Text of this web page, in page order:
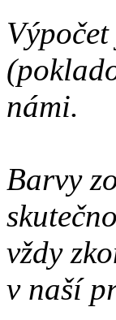
námi.
Barvy
vždy
v naší